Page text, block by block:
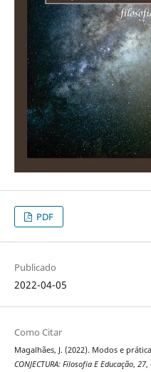
PDF
Publicado
2022-04-05
Como Citar
Magalhães, J. (2022). Modos e
CONJECTURA: Filosofia E Educação, 27,